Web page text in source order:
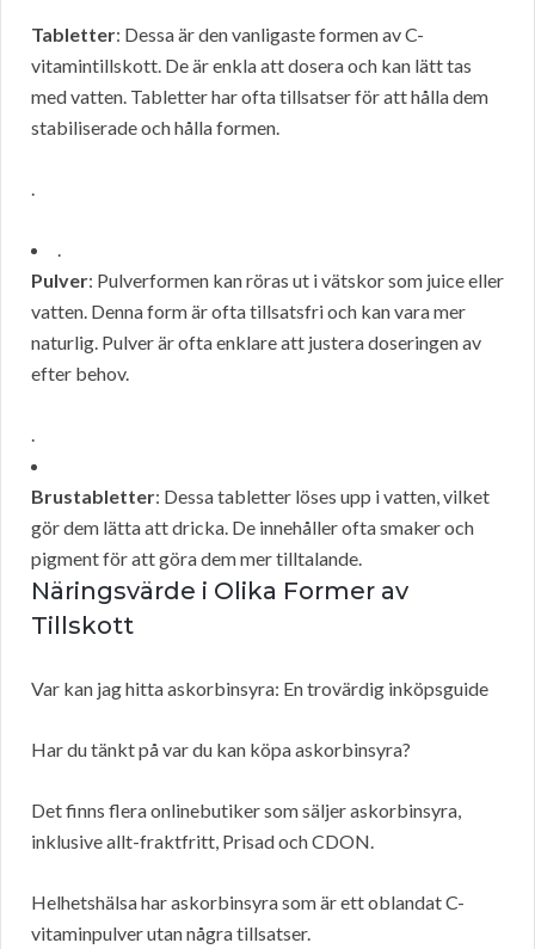
Tabletter: Dessa är den vanligaste formen av C-
vitamintillskott. De är enkla att dosera och kan lätt tas
med vatten. Tabletter har ofta tillsatser för att hålla dem
stabiliserade och hålla formen.
.
.
Pulver: Pulverformen kan röras ut i vätskor som juice eller
vatten. Denna form är ofta tillsatsfri och kan vara mer
naturlig. Pulver är ofta enklare att justera doseringen av
efter behov.
.
Brustabletter: Dessa tabletter löses upp i vatten, vilket
gör dem lätta att dricka. De innehåller ofta smaker och
pigment för att göra dem mer tilltalande.
Näringsvärde i Olika Former av
Tillskott
Var kan jag hitta askorbinsyra: En trovärdig inköpsguide
Har du tänkt på var du kan köpa askorbinsyra?
Det finns flera onlinebutiker som säljer askorbinsyra,
inklusive allt-fraktfritt, Prisad och CDON.
Helhetshälsa har askorbinsyra som är ett oblandat C-
vitaminpulver utan några tillsatser.